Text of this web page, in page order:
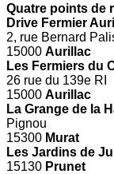
Quatre points de
Drive Fermier
2, rue Bernard
15000 Aurillac
Les Fermiers du
26 rue du 139e RI
15000 Aurillac
La Grange de la
Pignou
15300 Murat
Les Jardins de
15130 Prunet